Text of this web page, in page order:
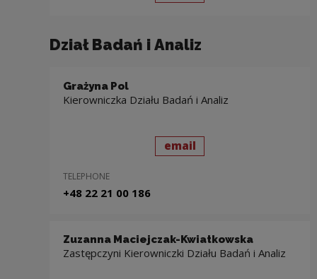
Dział Badań i Analiz
Grażyna Pol
Kierowniczka Działu Badań i Analiz
send
emailto: Grażyna Pol
TELEPHONE
+48 22 21 00 186
Zuzanna Maciejczak-Kwiatkowska
Zastępczyni Kierowniczki Działu Badań i Analiz